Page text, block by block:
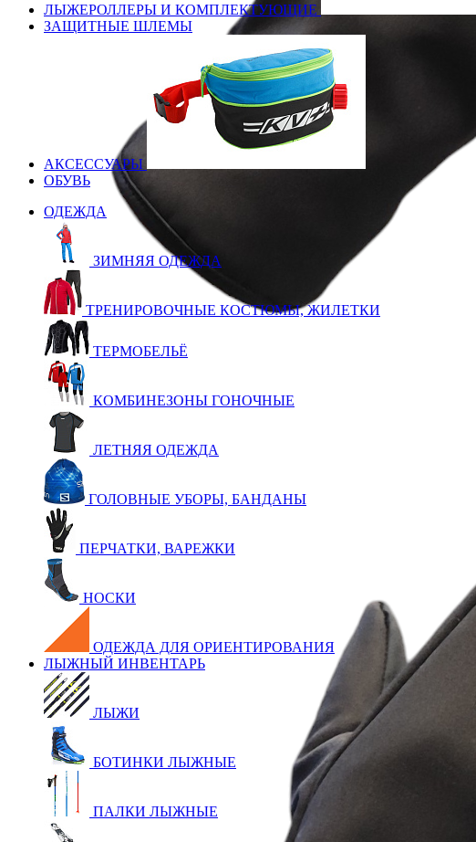
ЛЫЖЕРОЛЛЕРЫ И КОМПЛЕКТУЮЩИЕ
ЗАЩИТНЫЕ ШЛЕМЫ
АКСЕССУАРЫ
ОБУВЬ
ОДЕЖДА
ЗИМНЯЯ ОДЕЖДА
ТРЕНИРОВОЧНЫЕ КОСТЮМЫ, ЖИЛЕТКИ
ТЕРМОБЕЛЬЁ
КОМБИНЕЗОНЫ ГОНОЧНЫЕ
ЛЕТНЯЯ ОДЕЖДА
ГОЛОВНЫЕ УБОРЫ, БАНДАНЫ
ПЕРЧАТКИ, ВАРЕЖКИ
НОСКИ
ОДЕЖДА ДЛЯ ОРИЕНТИРОВАНИЯ
ЛЫЖНЫЙ ИНВЕНТАРЬ
ЛЫЖИ
БОТИНКИ ЛЫЖНЫЕ
ПАЛКИ ЛЫЖНЫЕ